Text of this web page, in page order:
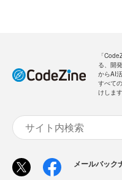
「
る、開
からAI
すべて
けします
メールバック